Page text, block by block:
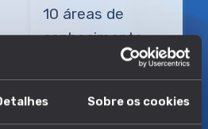
Sobre os cookies
10 áreas de
conhecimento